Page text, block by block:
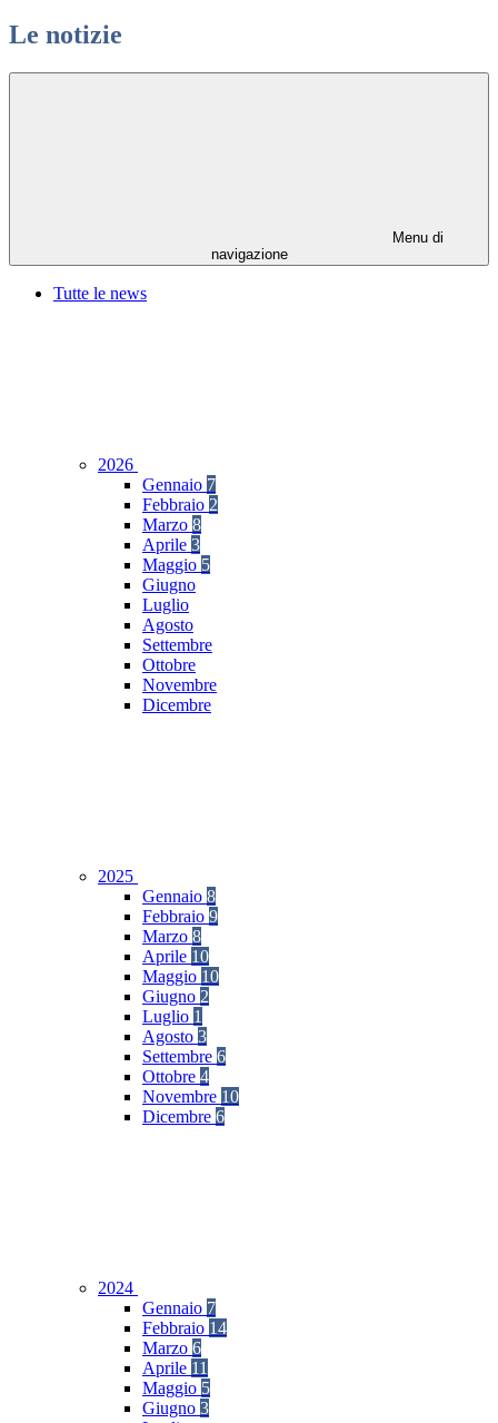
Le notizie
Menu di
navigazione
Tutte le news
2026
Gennaio 7
Febbraio 2
Marzo 8
Aprile 3
Maggio 5
Giugno
Luglio
Agosto
Settembre
Ottobre
Novembre
Dicembre
2025
Gennaio 8
Febbraio 9
Marzo 8
Aprile 10
Maggio 10
Giugno 2
Luglio 1
Agosto 3
Settembre 6
Ottobre 4
Novembre 10
Dicembre 6
2024
Gennaio 7
Febbraio 14
Marzo 6
Aprile 11
Maggio 5
Giugno 3